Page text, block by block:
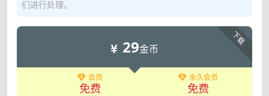
们进行处理。
下载
29金币
会员
免费
永久会员
免费